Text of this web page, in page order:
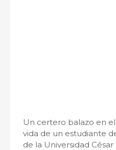
Un certero balazo en
vida de un estudiante
de la Universidad